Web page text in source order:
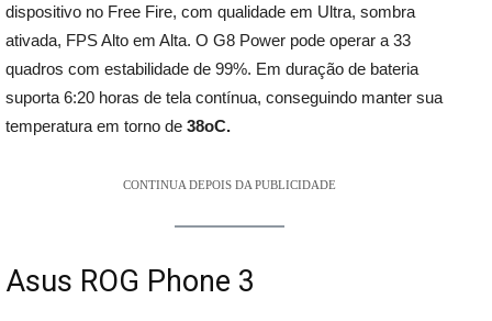
dispositivo no Free Fire, com qualidade em Ultra, sombra
ativada, FPS Alto em Alta. O G8 Power pode operar a 33
quadros com estabilidade de 99%. Em duração de bateria
suporta 6:20 horas de tela contínua, conseguindo manter sua
temperatura em torno de 38oC.
CONTINUA DEPOIS DA PUBLICIDADE
Asus ROG Phone 3